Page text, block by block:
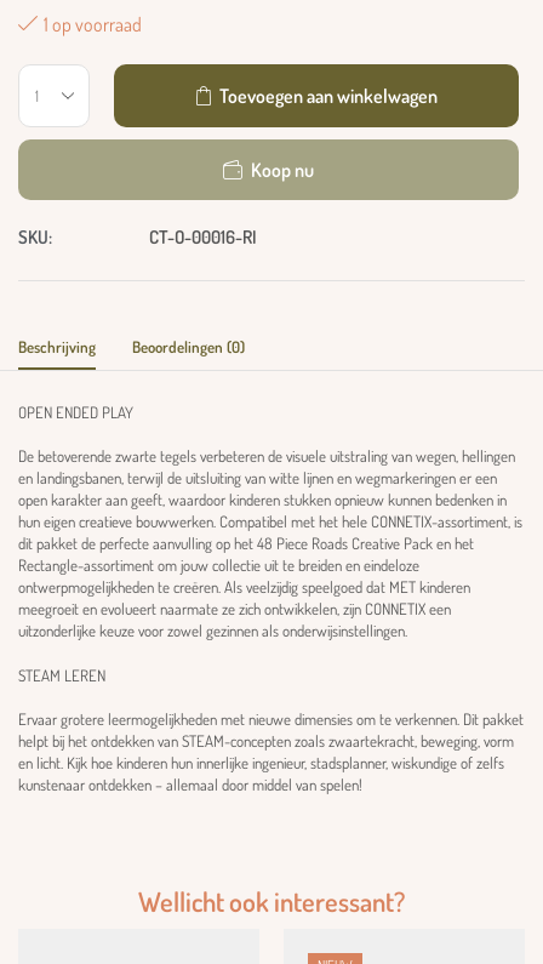
1 op voorraad
Toevoegen aan winkelwagen
Koop nu
SKU: CT-O-00016-RI
Beschrijving Beoordelingen (0)
OPEN ENDED PLAY
De betoverende zwarte tegels verbeteren de visuele uitstraling van wegen, hellingen
en landingsbanen, terwijl de uitsluiting van witte lijnen en wegmarkeringen er een
open karakter aan geeft, waardoor kinderen stukken opnieuw kunnen bedenken in
hun eigen creatieve bouwwerken. Compatibel met het hele CONNETIX-assortiment, is
dit pakket de perfecte aanvulling op het 48 Piece Roads Creative Pack en het
Rectangle-assortiment om jouw collectie uit te breiden en eindeloze
ontwerpmogelijkheden te creëren. Als veelzijdig speelgoed dat MET kinderen
meegroeit en evolueert naarmate ze zich ontwikkelen, zijn CONNETIX een
uitzonderlijke keuze voor zowel gezinnen als onderwijsinstellingen.
STEAM LEREN
Ervaar grotere leermogelijkheden met nieuwe dimensies om te verkennen. Dit pakket
helpt bij het ontdekken van STEAM-concepten zoals zwaartekracht, beweging, vorm
en licht. Kijk hoe kinderen hun innerlijke ingenieur, stadsplanner, wiskundige of zelfs
kunstenaar ontdekken – allemaal door middel van spelen!
Wellicht ook interessant?